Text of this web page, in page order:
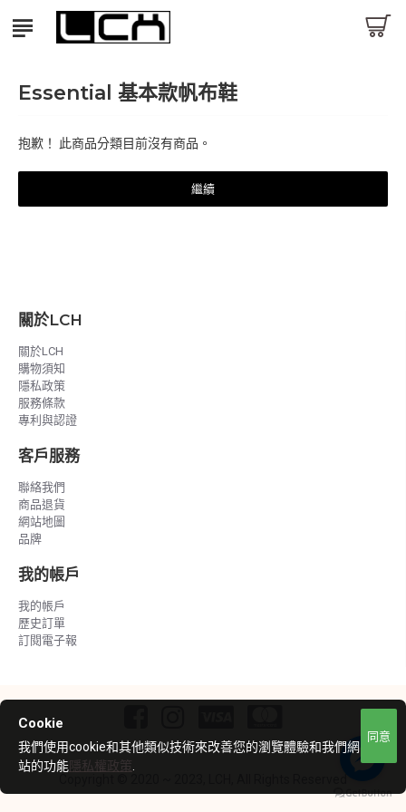
Essential 基本款帆布鞋
抱歉！ 此商品分類目前沒有商品。
繼續
關於LCH
關於LCH
購物須知
隱私政策
服務條款
專利與認證
客戶服務
聯絡我們
商品退貨
網站地圖
品牌
我的帳戶
我的帳戶
歷史訂單
訂閱電子報
同意
Cookie
我們使用cookie和其他類似技術來改善您的瀏覽體驗和我們網
站的功能隱私權政策